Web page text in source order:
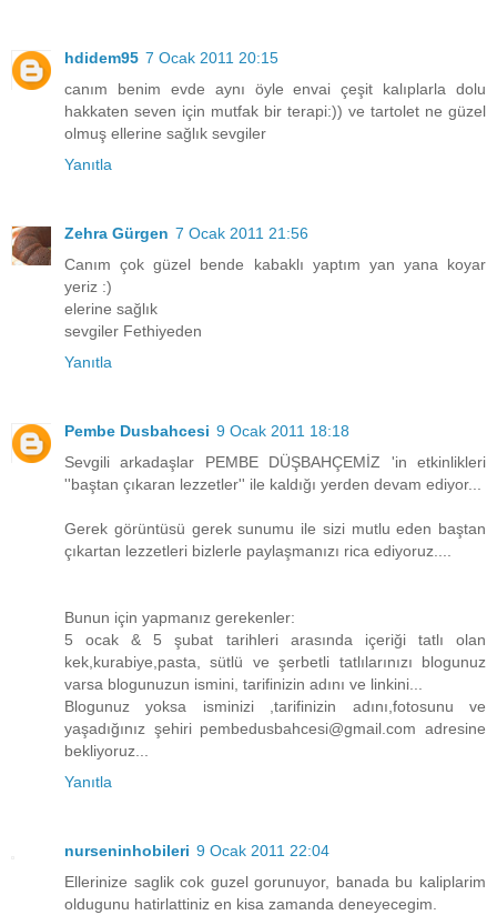
hdidem95 7 Ocak 2011 20:15
canım benim evde aynı öyle envai çeşit kalıplarla dolu
hakkaten seven için mutfak bir terapi:)) ve tartolet ne güzel
olmuş ellerine sağlık sevgiler
Yanıtla
Zehra Gürgen 7 Ocak 2011 21:56
Canım çok güzel bende kabaklı yaptım yan yana koyar
yeriz :)
elerine sağlık
sevgiler Fethiyeden
Yanıtla
Pembe Dusbahcesi 9 Ocak 2011 18:18
Sevgili arkadaşlar PEMBE DÜŞBAHÇEMİZ 'in etkinlikleri
''baştan çıkaran lezzetler'' ile kaldığı yerden devam ediyor...
Gerek görüntüsü gerek sunumu ile sizi mutlu eden baştan
çıkartan lezzetleri bizlerle paylaşmanızı rica ediyoruz....
Bunun için yapmanız gerekenler:
5 ocak & 5 şubat tarihleri arasında içeriği tatlı olan
kek,kurabiye,pasta, sütlü ve şerbetli tatlılarınızı blogunuz
varsa blogunuzun ismini, tarifinizin adını ve linkini...
Blogunuz yoksa isminizi ,tarifinizin adını,fotosunu ve
yaşadığınız şehiri pembedusbahcesi@gmail.com adresine
bekliyoruz...
Yanıtla
nurseninhobileri 9 Ocak 2011 22:04
Ellerinize saglik cok guzel gorunuyor, banada bu kaliplarim
oldugunu hatirlattiniz en kisa zamanda deneyecegim.